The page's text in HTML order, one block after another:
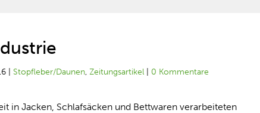
Stopfleber/Daunen,Zeitungsartikel 0 Kommentare
in Jacken, Schlafsäcken und Bettwaren verarbeiteten